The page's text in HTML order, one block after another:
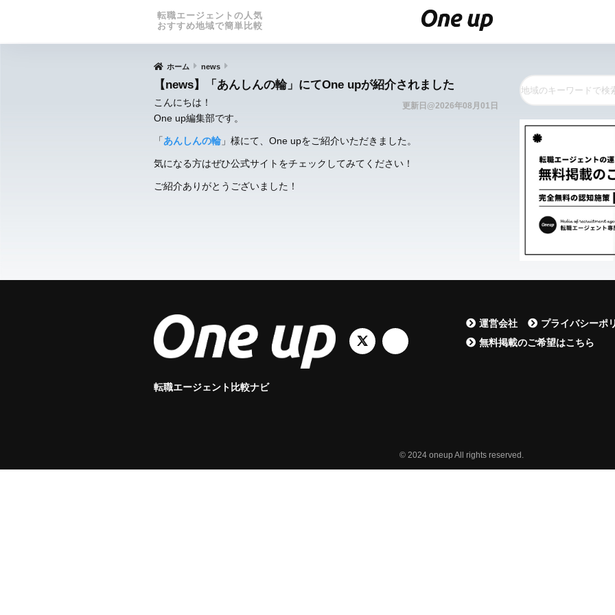
転職エージェントの人気
おすすめ地域で簡単比較
ホーム news
【news】「あんしんの輪」にてOne upが紹介されました
更新日@2026年08月01日
こんにちは！
One up編集部です。
「あんしんの輪」様にて、One upをご紹介いただきました。
気になる方はぜひ公式サイトをチェックしてみてください！
ご紹介ありがとうございました！
転職エージェント比較ナビ
運営会社
プライバシーポ
無料掲載のご希望はこちら
© 2024 oneup All rights reserved.